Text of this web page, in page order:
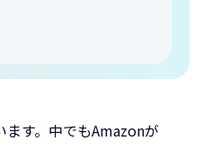
す。中でもAmazonが